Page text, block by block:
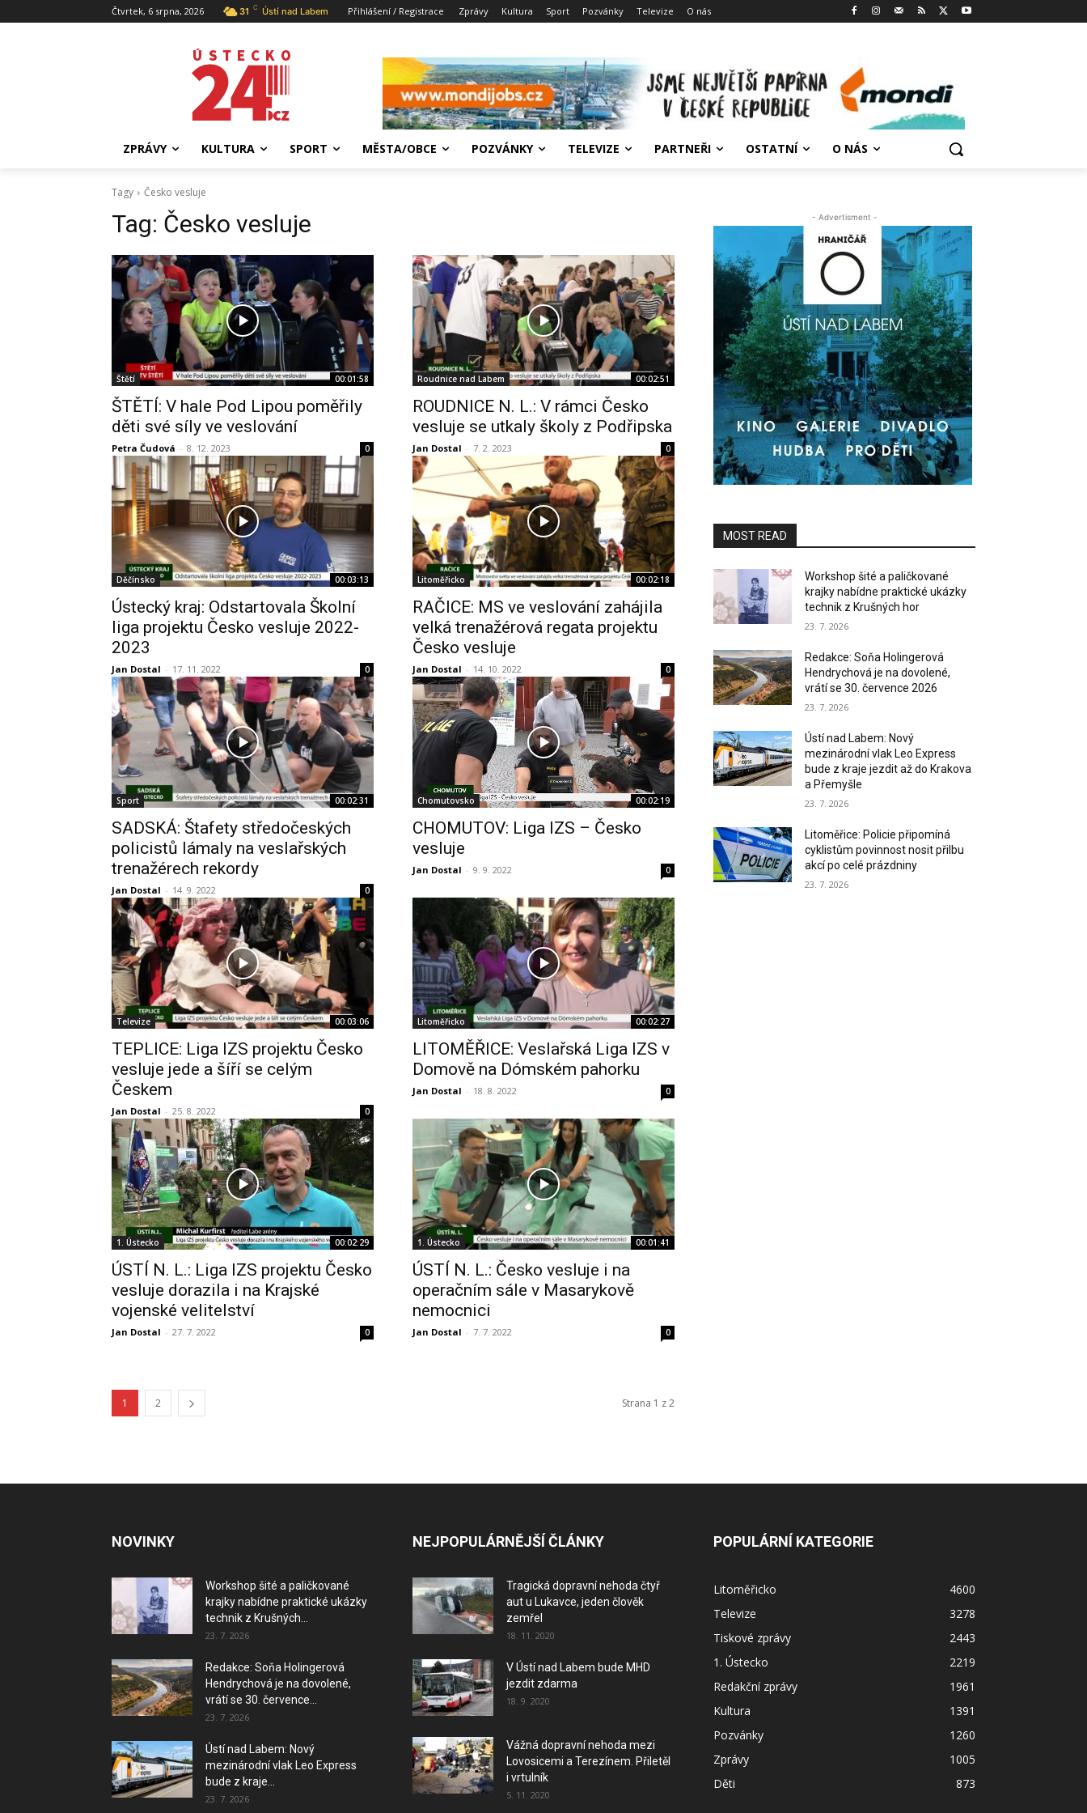
Čtvrtek, 6 srpna, 2026 31 C Ústí nad Labem Přihlášení / Registrace Zprávy Kultura Sport Pozvánky Televize O nás
ZPRÁVY KULTURA SPORT MĚSTA/OBCE POZVÁNKY TELEVIZE PARTNEŘI OSTATNÍ O NÁS
Tagy Česko vesluje
Tag: Česko vesluje
Štětí 00:01:58
ŠTĚTÍ: V hale Pod Lipou poměřily
děti své síly ve veslování
Petra Čudová - 8. 12. 2023 0
Roudnice nad Labem 00:02:51
ROUDNICE N. L.: V rámci Česko
vesluje se utkaly školy z Podřipska
Jan Dostal - 7. 2. 2023 0
Děčínsko 00:03:13
Ústecký kraj: Odstartovala Školní
liga projektu Česko vesluje 2022-
2023
Jan Dostal - 17. 11. 2022 0
Litoměřicko 00:02:18
RAČICE: MS ve veslování zahájila
velká trenažérová regata projektu
Česko vesluje
Jan Dostal - 14. 10. 2022 0
Sport 00:02:31
SADSKÁ: Štafety středočeských
policistů lámaly na veslařských
trenažérech rekordy
Jan Dostal - 14. 9. 2022 0
Chomutovsko 00:02:19
CHOMUTOV: Liga IZS – Česko
vesluje
Jan Dostal - 9. 9. 2022 0
Televize 00:03:06
TEPLICE: Liga IZS projektu Česko
vesluje jede a šíří se celým
Českem
Jan Dostal - 25. 8. 2022 0
Litoměřicko 00:02:27
LITOMĚŘICE: Veslařská Liga IZS v
Domově na Dómském pahorku
Jan Dostal - 18. 8. 2022 0
1. Ústecko 00:02:29
ÚSTÍ N. L.: Liga IZS projektu Česko
vesluje dorazila i na Krajské
vojenské velitelství
Jan Dostal - 27. 7. 2022 0
1. Ústecko 00:01:41
ÚSTÍ N. L.: Česko vesluje i na
operačním sále v Masarykově
nemocnici
Jan Dostal - 7. 7. 2022 0
1 2 Strana 1 z 2
- Advertisment -
MOST READ
Workshop šité a paličkované
krajky nabídne praktické ukázky
technik z Krušných hor
23. 7. 2026
Redakce: Soňa Holingerová
Hendrychová je na dovolené,
vrátí se 30. července 2026
23. 7. 2026
Ústí nad Labem: Nový
mezinárodní vlak Leo Express
bude z kraje jezdit až do Krakova
a Přemyšle
23. 7. 2026
Litoměřice: Policie připomíná
cyklistům povinnost nosit přilbu
akcí po celé prázdniny
23. 7. 2026
NOVINKY
Workshop šité a paličkované
krajky nabídne praktické ukázky
technik z Krušných...
23. 7. 2026
Redakce: Soňa Holingerová
Hendrychová je na dovolené,
vrátí se 30. července...
23. 7. 2026
Ústí nad Labem: Nový
mezinárodní vlak Leo Express
bude z kraje...
23. 7. 2026
NEJPOPULÁRNĚJŠÍ ČLÁNKY
Tragická dopravní nehoda čtyř
aut u Lukavce, jeden člověk
zemřel
18. 11. 2020
V Ústí nad Labem bude MHD
jezdit zdarma
18. 9. 2020
Vážná dopravní nehoda mezi
Lovosicemi a Terezínem. Přiletěl
i vrtulník
5. 11. 2020
POPULÁRNÍ KATEGORIE
Litoměřicko
4600
Televize
3278
Tiskové zprávy
2443
1. Ústecko
2219
Redakční zprávy
1961
Kultura
1391
Pozvánky
1260
Zprávy
1005
Děti
873